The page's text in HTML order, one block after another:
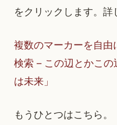
をクリックします。詳
複数のマーカーを自
検索 – この辺とかこ
は未来」
もうひとつはこちら。